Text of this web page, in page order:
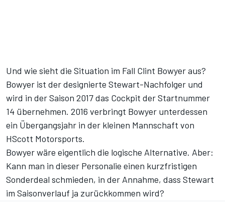
Und wie sieht die Situation im Fall Clint Bowyer aus?
Bowyer ist der designierte Stewart-Nachfolger und
wird in der Saison 2017 das Cockpit der Startnummer
14 übernehmen. 2016 verbringt Bowyer unterdessen
ein Übergangsjahr in der kleinen Mannschaft von
HScott Motorsports.
Bowyer wäre eigentlich die logische Alternative. Aber:
Kann man in dieser Personalie einen kurzfristigen
Sonderdeal schmieden, in der Annahme, dass Stewart
im Saisonverlauf ja zurückkommen wird?